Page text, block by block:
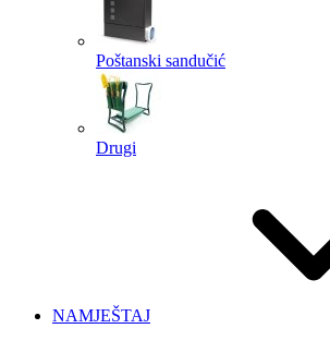
Poštanski sandučić
Drugi
NAMJEŠTAJ